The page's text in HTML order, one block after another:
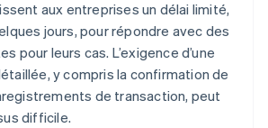
aux entreprises un délai limité,
jours, pour répondre avec des
pour leurs cas. L’exigence d’une
y compris la confirmation de
de transaction, peut
difficile.